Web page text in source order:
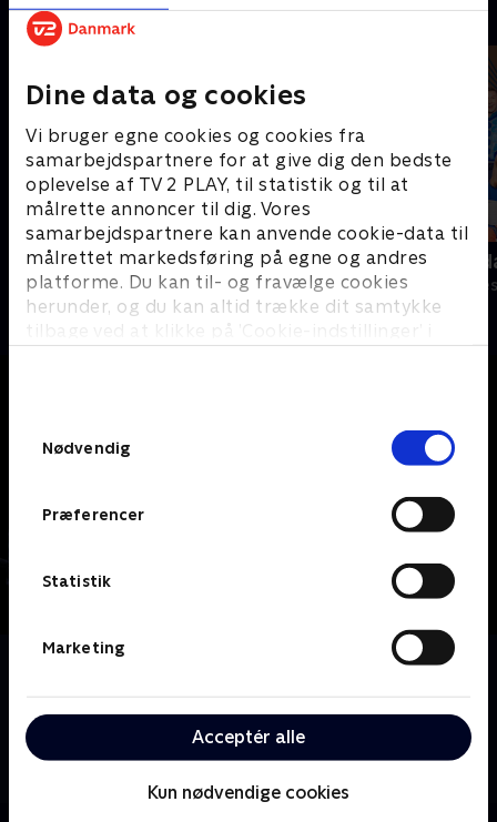
Dine data og cookies
Vi bruger egne cookies og cookies fra
samarbejdspartnere for at give dig den bedste
oplevelse af TV 2 PLAY, til statistik og til at
målrette annoncer til dig. Vores
samarbejdspartnere kan anvende cookie-data til
målrettet markedsføring på egne og andres
platforme. Du kan til- og fravælge cookies
herunder, og du kan altid trække dit samtykke
tilbage ved at klikke på ’Cookie-indstillinger’ i
Nødvendig
Præferencer
Statistik
Marketing
Acceptér alle
Kun nødvendige cookies
Andre så også
Anstalten
Komedie • 1 sæsoner
Robssons
Komedie • 1
helte, Englands fortids sorte får. Han smeder rænker
gennem tusind års historie i en tidløs